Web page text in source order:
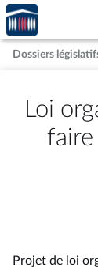
Aller au contenu
Aller en bas de
Accèder
à la
page
d'accueil
Dossiers
Loi
faire
Projet de loi